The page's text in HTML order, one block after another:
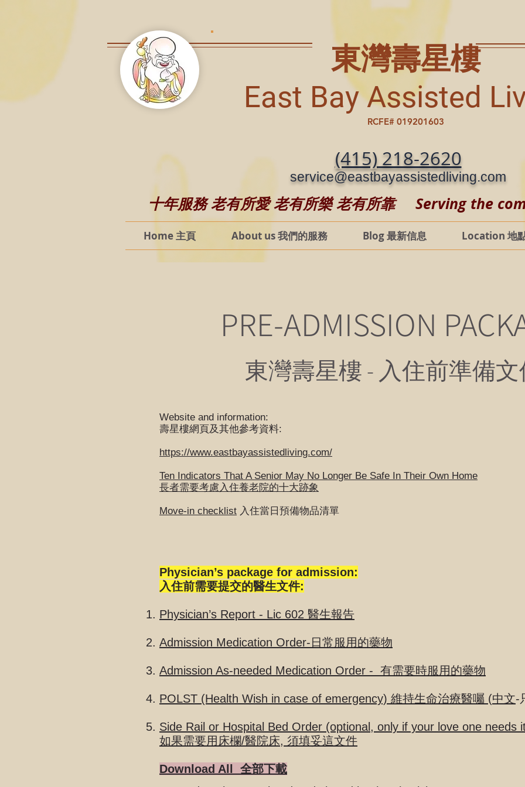
東灣壽星樓
East Bay Assisted
RCFE# 019201603
(415) 218-2620
service@eastbayassistedliving.com
十年服務 老有所愛 老有所樂 老有所靠 Serving the
Home 主頁 About us 我們的服務 Blog 最新信息 Location 地
PRE-ADMISSION
東灣壽星樓 - 入住前準備
Website and information:
壽星樓網頁及其他參考資料:
https://www.eastbayassistedliving.com/
Ten Indicators That A Senior May No Longer Be Safe In Their Own Home
長者需要考慮入住養老院的十大跡象
Move-in checklist 入住當日預備物品清單
Physician’s package for admission:
入住前需要提交的醫生文件:
Physician’s Report - Lic 602 醫生報告
Admission Medication Order-日常服用的藥物
Admission As-needed Medication Order - 有需要時服用的藥物
POLST (Health Wish in case of emergency) 維持生命治療醫囑 (中文-
Side Rail or Hospital Bed Order (optional, only if your love one needs
如果需要用 床欄/醫院床, 須填妥這文件
Download All 全部下載